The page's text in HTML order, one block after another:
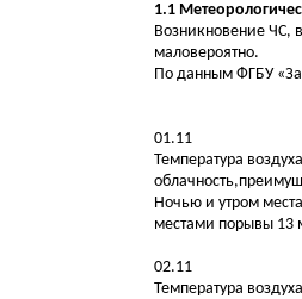
1.1
Возникновение ЧС,
маловероятно.
По данным ФГБУ
01.11
Температура
Ночью и утром
местами порывы 13
02.11
Температура